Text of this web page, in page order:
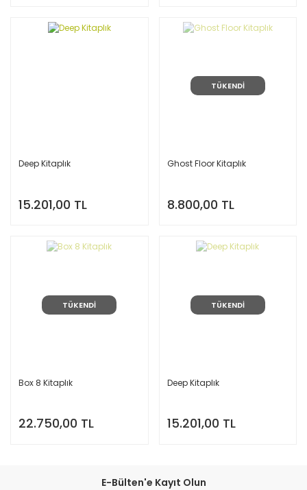
Deep Kitaplık
15.201,00 TL
TÜKENDİ
Ghost Floor Kitaplık
8.800,00 TL
TÜKENDİ
Box 8 Kitaplık
22.750,00 TL
TÜKENDİ
Deep Kitaplık
15.201,00 TL
E-Bülten'e Kayıt Olun